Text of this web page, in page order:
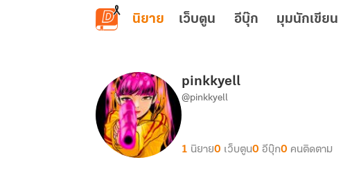
ข้ามไปยังเนื้อหาหลัก
นิยาย เว็บตูน อีบุ๊ก มุมนักเขียน
pinkkyell
@pinkkyell
1 นิยาย0 เว็บตูน0 อีบุ๊ก0 คนติดตาม